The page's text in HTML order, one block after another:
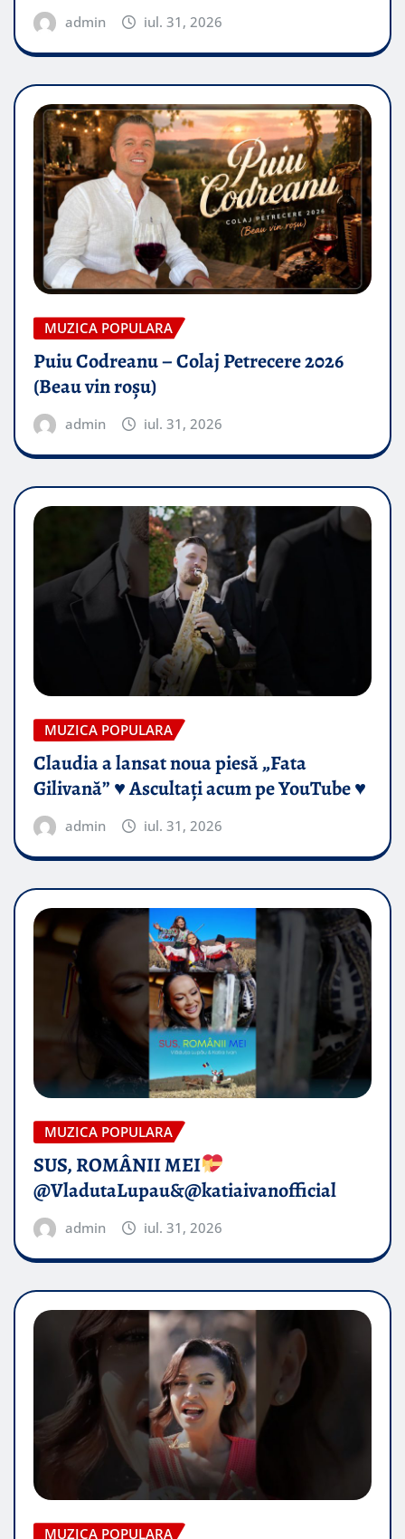
admin iul. 31, 2026
MUZICA POPULARA
Puiu Codreanu – Colaj Petrecere 2026
(Beau vin roșu)
admin iul. 31, 2026
MUZICA POPULARA
Claudia a lansat noua piesă „Fata
Gilivană” ♥️ Ascultați acum pe YouTube ♥️
admin iul. 31, 2026
MUZICA POPULARA
SUS, ROMÂNII MEI
@VladutaLupau&@katiaivanofficial
admin iul. 31, 2026
MUZICA POPULARA